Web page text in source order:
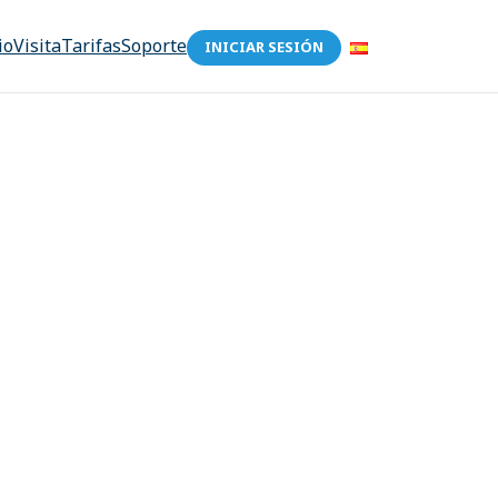
VisitaTarifasSoporte INICIAR SESIÓN